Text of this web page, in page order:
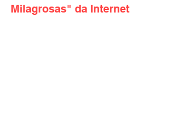
Milagrosas" da Internet